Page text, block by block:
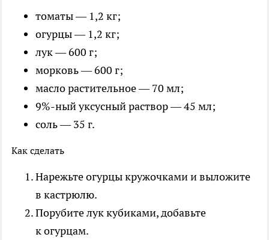
томаты — 1,2 кг;
огурцы — 1,2 кг;
лук — 600 г;
морковь — 600 г;
масло растительное — 70 мл;
9%-ный уксусный раствор — 45 мл;
соль — 35 г.
Как сделать
Нарежьте огурцы кружочками и выложите
в кастрюлю.
Порубите лук кубиками, добавьте
к огурцам.